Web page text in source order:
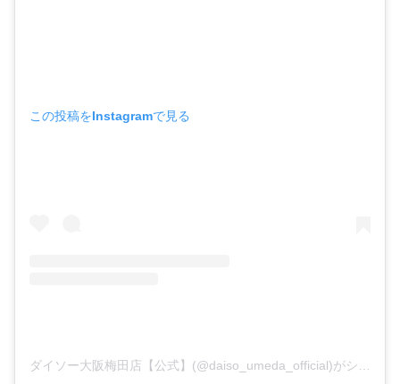
この投稿をInstagramで見る